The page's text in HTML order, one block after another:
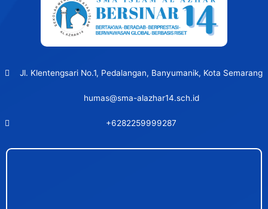
Jl. Klentengsari No.1, Pedalangan, Banyumanik, Kota Semarang
humas@sma-alazhar14.sch.id
+6282259999287